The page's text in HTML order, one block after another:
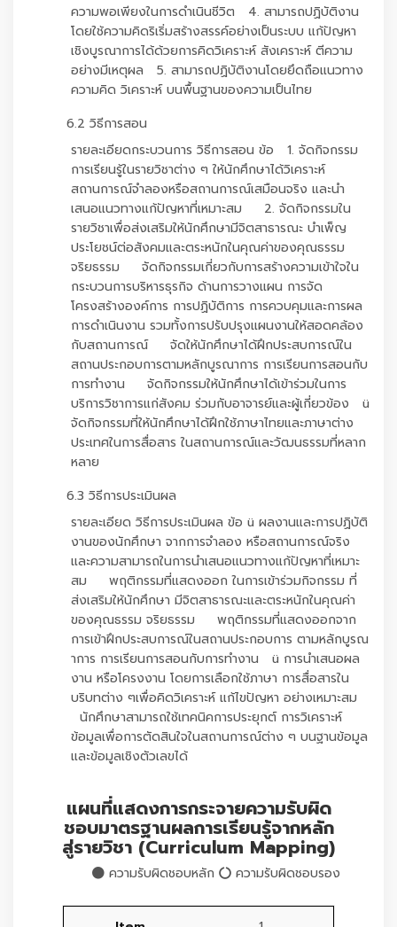
ความพอเพียงในการดำเนินชีวิต 4. สามารถปฏิบัติงาน
โดยใช้ความคิดริเริ่มสร้างสรรค์อย่างเป็นระบบ แก้ปัญหา
เชิงบูรณาการได้ด้วยการคิดวิเคราะห์ สังเคราะห์ ตีความ
อย่างมีเหตุผล 5. สามารถปฏิบัติงานโดยยึดถือแนวทาง
ความคิด วิเคราะห์ บนพื้นฐานของความเป็นไทย
6.2 วิธีการสอน
รายละเอียดกระบวนการ วิธีการสอน ข้อ 1. จัดกิจกรรม
การเรียนรู้ในรายวิชาต่าง ๆ ให้นักศึกษาได้วิเคราะห์
สถานการณ์จำลองหรือสถานการณ์เสมือนจริง และนำ
เสนอแนวทางแก้ปัญหาที่เหมาะสม 2. จัดกิจกรรมใน
รายวิชาเพื่อส่งเสริมให้นักศึกษามีจิตสาธารณะ บำเพ็ญ
ประโยชน์ต่อสังคมและตระหนักในคุณค่าของคุณธรรม
จริยธรรม จัดกิจกรรมเกี่ยวกับการสร้างความเข้าใจใน
กระบวนการบริหารธุรกิจ ด้านการวางแผน การจัด
โครงสร้างองค์การ การปฏิบัติการ การควบคุมและการผล
การดำเนินงาน รวมทั้งการปรับปรุงแผนงานให้สอดคล้อง
กับสถานการณ์ จัดให้นักศึกษาได้ฝึกประสบการณ์ใน
สถานประกอบการตามหลักบูรณาการ การเรียนการสอนกับ
การทำงาน จัดกิจกรรมให้นักศึกษาได้เข้าร่วมในการ
บริการวิชาการแก่สังคม ร่วมกับอาจารย์และผู้เกี่ยวข้อง ü
จัดกิจกรรมที่ให้นักศึกษาได้ฝึกใช้ภาษาไทยและภาษาต่าง
ประเทศในการสื่อสาร ในสถานการณ์และวัฒนธรรมที่หลาก
หลาย
6.3 วิธีการประเมินผล
รายละเอียด วิธีการประเมินผล ข้อ ü ผลงานและการปฏิบัติ
งานของนักศึกษา จากการจำลอง หรือสถานการณ์จริง
และความสามารถในการนำเสนอแนวทางแก้ปัญหาที่เหมาะ
สม พฤติกรรมที่แสดงออก ในการเข้าร่วมกิจกรรม ที่
ส่งเสริมให้นักศึกษา มีจิตสาธารณะและตระหนักในคุณค่า
ของคุณธรรม จริยธรรม พฤติกรรมที่แสดงออกจาก
การเข้าฝึกประสบการณ์ในสถานประกอบการ ตามหลักบูรณ
าการ การเรียนการสอนกับการทำงาน ü การนำเสนอผล
งาน หรือโครงงาน โดยการเลือกใช้ภาษา การสื่อสารใน
บริบทต่าง ๆเพื่อคิดวิเคราะห์ แก้ไขปัญหา อย่างเหมาะสม
นักศึกษาสามารถใช้เทคนิคการประยุกต์ การวิเคราะห์
ข้อมูลเพื่อการตัดสินใจในสถานการณ์ต่าง ๆ บนฐานข้อมูล
และข้อมูลเชิงตัวเลขได้
แผนที่แสดงการกระจายความรับผิด
ชอบมาตรฐานผลการเรียนรู้จากหลัก
สู่รายวิชา (Curriculum Mapping)
ความรับผิดชอบหลัก ความรับผิดชอบรอง